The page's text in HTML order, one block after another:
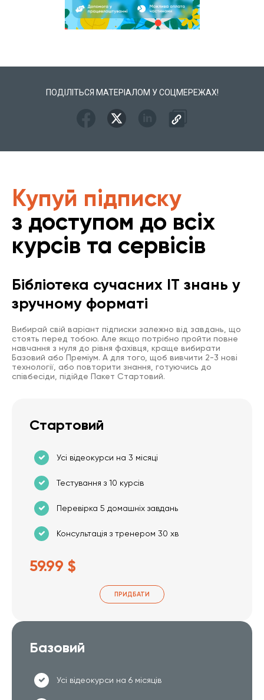
ПОДІЛІТЬСЯ МАТЕРІАЛОМ У СОЦМЕРЕЖАХ!
Купуй підписку
з доступом до всіх
курсів та сервісів
Бібліотека сучасних IT знань у
зручному форматі
Вибирай свій варіант підписки залежно від завдань, що
стоять перед тобою. Але якщо потрібно пройти повне
навчання з нуля до рівня фахівця, краще вибирати
Базовий або Преміум. А для того, щоб вивчити 2-3 нові
технології, або повторити знання, готуючись до
співбесіди, підійде Пакет Стартовий.
Стартовий
Усі відеокурси на 3 місяці
Тестування з 10 курсів
Перевірка 5 домашніх завдань
Консультація з тренером 30 хв
59.99 $
ПРИДБАТИ
Базовий
Усі відеокурси на 6 місяців